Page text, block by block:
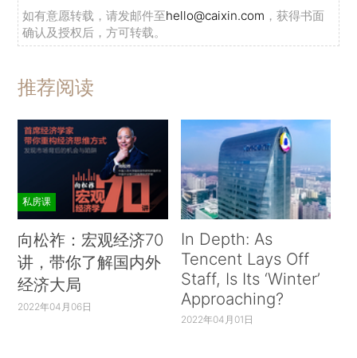
如有意愿转载，请发邮件至hello@caixin.com ，获得书面
确认及授权后，方可转载。
推荐阅读
私房课
向松祚：宏观经济70
讲，带你了解国内外
经济大局
2022年04月06日
In Depth: As
Tencent Lays Off
Staff, Is Its ‘Winter’
Approaching?
2022年04月01日